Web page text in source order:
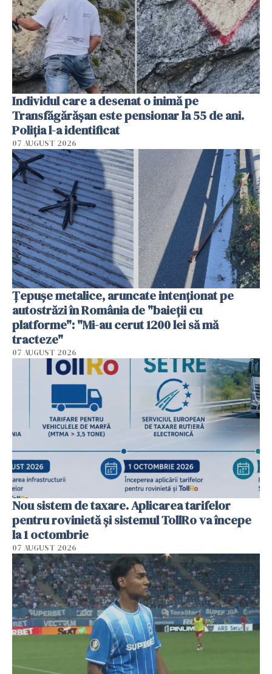
Individul care a desenat o inimă pe
Transfăgărășan este pensionar la 55 de ani.
Poliția l-a identificat
07 AUGUST 2026
Țepușe metalice, aruncate intenționat pe
autostrăzi în România de "baieții cu
platforme": "Mi-au cerut 1200 lei să mă
tracteze"
07 AUGUST 2026
Nou sistem de taxare. Aplicarea tarifelor
pentru rovinietă şi sistemul TollRo va începe
la 1 octombrie
07 AUGUST 2026